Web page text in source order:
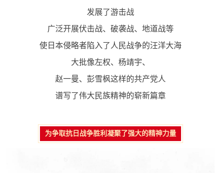
发展了游击战
广泛开展伏击战、破袭战、地道战等
使日本侵略者陷入了人民战争的汪洋大海
大批像左权、杨靖宇、
赵一曼、彭雪枫这样的共产党人
谱写了伟大民族精神的崭新篇章
为争取抗日战争胜利凝聚了强大的精神力量